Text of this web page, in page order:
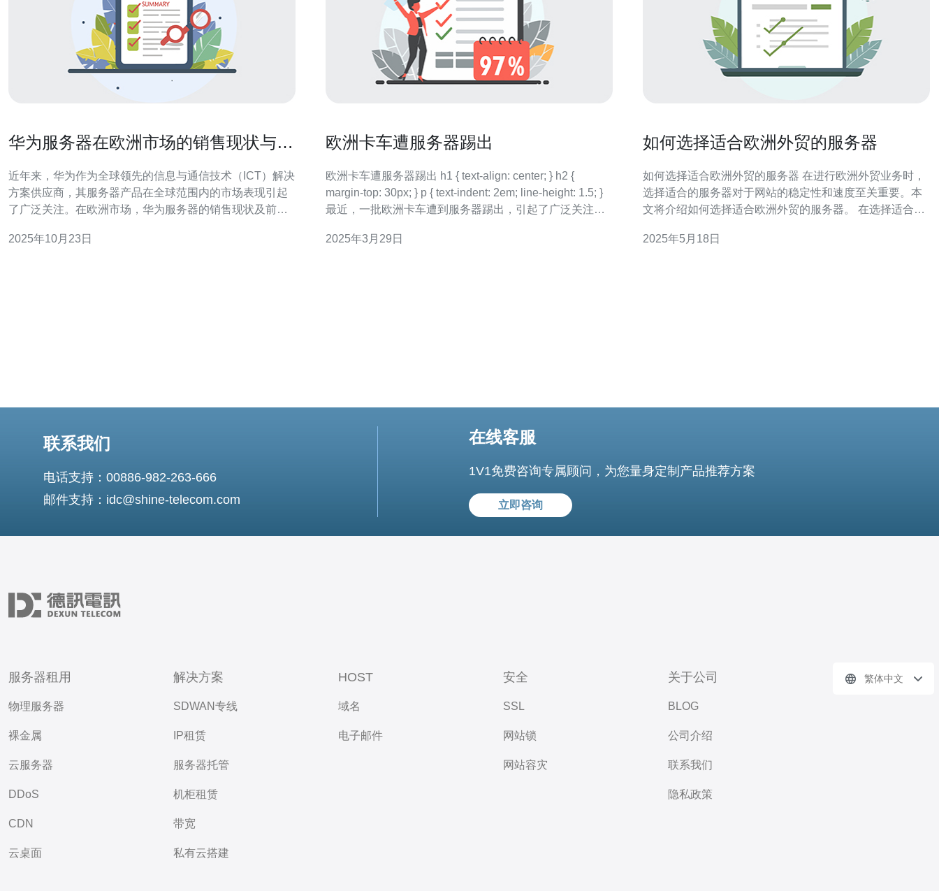
华为服务器在欧洲市场的销售现状与前
近年来，华为作为全球领先的信息与通信技术（ICT）解决
方案供应商，其服务器产品在全球范围内的市场表现引起
了广泛关注。在欧洲市场，华为服务器的销售现状及前景
的动态。 华为服务器凭借其出色的性能和可靠性，逐步赢
2025年10月23日
欧洲卡车遭服务器踢出
欧洲卡车遭服务器踢出 h1 { text-align: center; } h2 {
margin-top: 30px; } p { text-indent: 2em; line-height: 1.5; }
最近，一批欧洲卡车遭到服务器踢出，引起了广泛关注。
的软
2025年3月29日
如何选择适合欧洲外贸的服务器
如何选择适合欧洲外贸的服务器 在进行欧洲外贸业务时，
选择适合的服务器对于网站的稳定性和速度至关重要。本
文将介绍如何选择适合欧洲外贸的服务器。 在选择适合欧
位于欧洲的服务器可以减少延迟，提升网站速度。 带宽和
2025年5月18日
联系我们
电话支持：00886-982-263-666
邮件支持：idc@shine-telecom.com
在线客服
1V1免费咨询专属顾问，为您量身定制产品推荐方案
立即咨询
服务器租用
物理服务器
裸金属
云服务器
DDoS
CDN
云桌面
解决方案
SDWAN专线
IP租赁
服务器托管
机柜租赁
带宽
私有云搭建
HOST
域名
电子邮件
安全
SSL
网站锁
网站容灾
关于公司
BLOG
公司介绍
联系我们
隐私政策
繁体中文